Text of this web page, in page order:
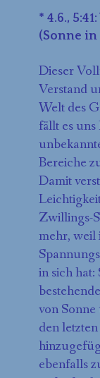
* 4.6.,
(Sonne
Dieser
Verstand
Welt des
fällt es
Bereiche
Damit
Zwillings-
mehr, weil
in sich
von
den
ebenfalls